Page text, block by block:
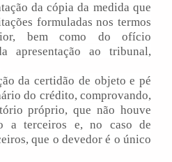
da cópia da medida que
formuladas nos termos
bem como do ofício
apresentação ao tribunal,
da certidão de objeto e pé
do crédito, comprovando,
próprio, que não houve
a terceiros e, no caso de
que o devedor é o único